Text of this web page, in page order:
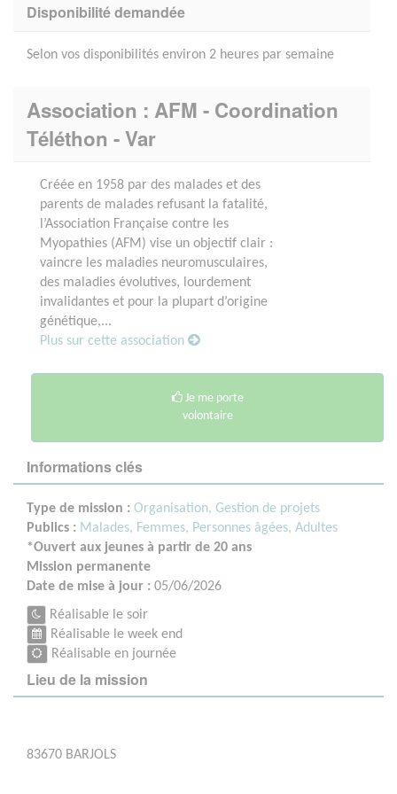
Disponibilité demandée
Selon vos disponibilités environ 2 heures par semaine
Association : AFM - Coordination
Téléthon - Var
Créée en 1958 par des malades et des
parents de malades refusant la fatalité,
l’Association Française contre les
Myopathies (AFM) vise un objectif clair :
vaincre les maladies neuromusculaires,
des maladies évolutives, lourdement
invalidantes et pour la plupart d’origine
génétique,...
Plus sur cette association
Je me porte
volontaire
Informations clés
Type de mission : Organisation, Gestion de projets
Publics : Malades, Femmes, Personnes âgées, Adultes
*Ouvert aux jeunes à partir de 20 ans
Mission permanente
Date de mise à jour : 05/06/2026
Réalisable le soir
Réalisable le week end
Réalisable en journée
Lieu de la mission
83670 BARJOLS